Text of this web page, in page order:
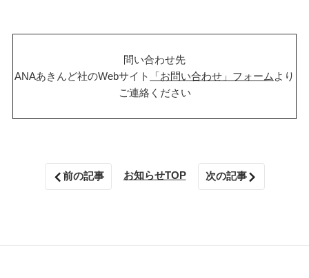
問い合わせ先
ANAあきんど社のWebサイト
「お問い合わせ」フォーム より
ご連絡ください
前の記事 お知らせTOP 次の記事